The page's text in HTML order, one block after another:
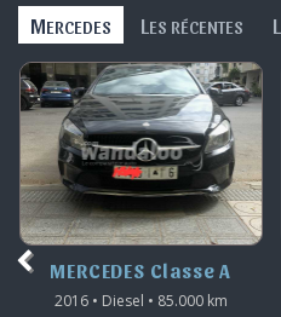
MERCEDES L ES RÉCENTES L
MERCEDES Classe A
2016 • Diesel • 85.000 km